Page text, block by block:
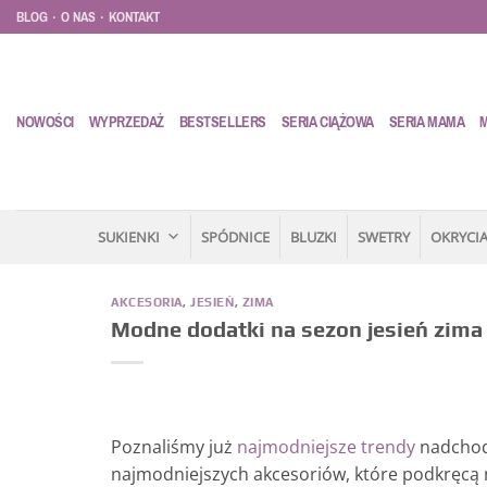
Przewiń
do
BLOG . O NAS . KONTAKT
NOWOŚCI WYPRZEDAŻ BESTSELLERS SERIA CIĄŻOWA SERIA MAMA
SUKIENKI SPÓDNICE BLUZKI SWETRY
AKCESORIA,JESIEŃ, ZIMA
Modne dodatki na sezon jesień
Poznaliśmy już najmodniejsze trendy
najmodniejszych akcesoriów, które